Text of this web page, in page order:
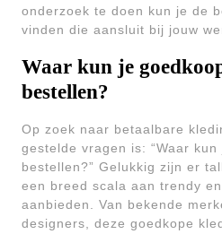
onderzoek te doen kun je de
vinden die aansluit bij jouw
Waar kun je
bestellen?
Op zoek naar betaalbare
gestelde vragen is: “Waar
bestellen?” Gelukkig zijn er
een breed scala aan trendy
aanbieden. Van bekende
designers, deze goedkope